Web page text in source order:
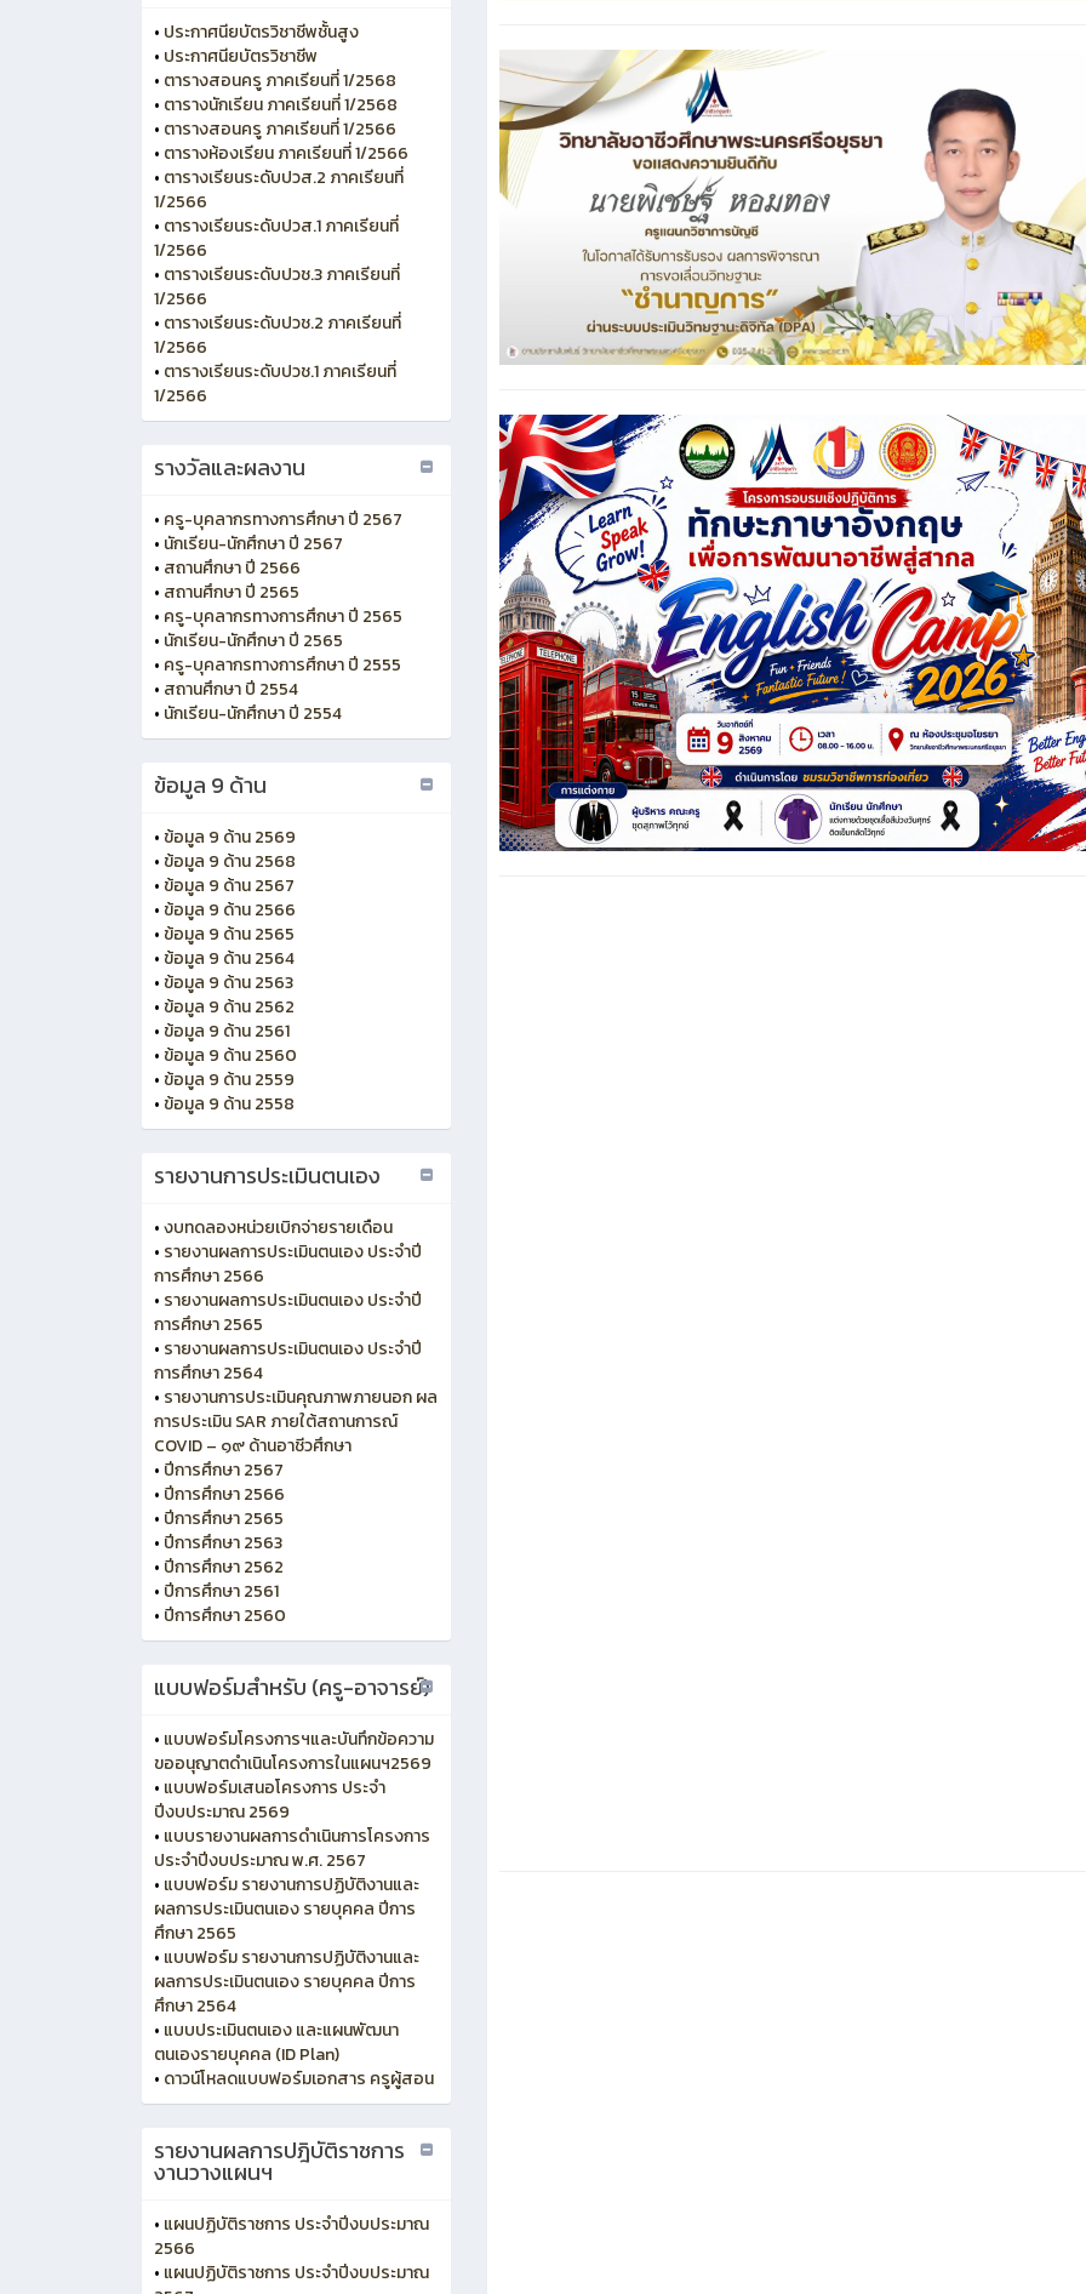
• ประกาศนียบัตรวิชาชีพชั้นสูง
• ประกาศนียบัตรวิชาชีพ
• ตารางสอนครู ภาคเรียนที่ 1/2568
• ตารางนักเรียน ภาคเรียนที่ 1/2568
• ตารางสอนครู ภาคเรียนที่ 1/2566
• ตารางห้องเรียน ภาคเรียนที่ 1/2566
• ตารางเรียนระดับปวส.2 ภาคเรียนที่
1/2566
• ตารางเรียนระดับปวส.1 ภาคเรียนที่
1/2566
• ตารางเรียนระดับปวช.3 ภาคเรียนที่
1/2566
• ตารางเรียนระดับปวช.2 ภาคเรียนที่
1/2566
• ตารางเรียนระดับปวช.1 ภาคเรียนที่
1/2566
รางวัลและผลงาน
• ครู-บุคลากรทางการศึกษา ปี 2567
• นักเรียน-นักศึกษา ปี 2567
• สถานศึกษา ปี 2566
• สถานศึกษา ปี 2565
• ครู-บุคลากรทางการศึกษา ปี 2565
• นักเรียน-นักศึกษา ปี 2565
• ครู-บุคลากรทางการศึกษา ปี 2555
• สถานศึกษา ปี 2554
• นักเรียน-นักศึกษา ปี 2554
ข้อมูล 9 ด้าน
• ข้อมูล 9 ด้าน 2569
• ข้อมูล 9 ด้าน 2568
• ข้อมูล 9 ด้าน 2567
• ข้อมูล 9 ด้าน 2566
• ข้อมูล 9 ด้าน 2565
• ข้อมูล 9 ด้าน 2564
• ข้อมูล 9 ด้าน 2563
• ข้อมูล 9 ด้าน 2562
• ข้อมูล 9 ด้าน 2561
• ข้อมูล 9 ด้าน 2560
• ข้อมูล 9 ด้าน 2559
• ข้อมูล 9 ด้าน 2558
รายงานการประเมินตนเอง
•งบทดลองหน่วยเบิกจ่ายรายเดือน
• รายงานผลการประเมินตนเอง ประจำปี
การศึกษา 2566
• รายงานผลการประเมินตนเอง ประจำปี
การศึกษา 2565
• รายงานผลการประเมินตนเอง ประจำปี
การศึกษา 2564
• รายงานการประเมินคุณภาพภายนอก ผล
การประเมิน SAR ภายใต้สถานการณ์
COVID – ๑๙ ด้านอาชีวศึกษา
• ปีการศึกษา 2567
• ปีการศึกษา 2566
• ปีการศึกษา 2565
• ปีการศึกษา 2563
• ปีการศึกษา 2562
• ปีการศึกษา 2561
• ปีการศึกษา 2560
แบบฟอร์มสำหรับ (ครู-อาจารย์)
• แบบฟอร์มโครงการฯและบันทึกข้อความ
ขออนุญาตดำเนินโครงการในแผนฯ2569
• แบบฟอร์มเสนอโครงการ ประจำ
ปีงบประมาณ 2569
• แบบรายงานผลการดำเนินการโครงการ
ประจำปีงบประมาณ พ.ศ. 2567
• แบบฟอร์ม รายงานการปฏิบัติงานและ
ผลการประเมินตนเอง รายบุคคล ปีการ
ศึกษา 2565
• แบบฟอร์ม รายงานการปฏิบัติงานและ
ผลการประเมินตนเอง รายบุคคล ปีการ
ศึกษา 2564
• แบบประเมินตนเอง และแผนพัฒนา
ตนเองรายบุคคล (ID Plan)
• ดาวน์โหลดแบบฟอร์มเอกสาร ครูผู้สอน
รายงานผลการปฎิบัติราชการ
งานวางแผนฯ
• แผนปฏิบัติราชการ ประจำปีงบประมาณ
2566
• แผนปฏิบัติราชการ ประจำปีงบประมาณ